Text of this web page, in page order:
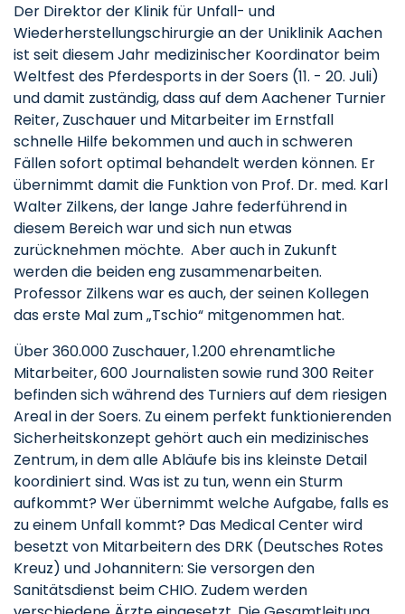
Der Direktor der Klinik für Unfall- und
Wiederherstellungschirurgie an der Uniklinik Aachen
ist seit diesem Jahr medizinischer Koordinator beim
Weltfest des Pferdesports in der Soers (11. - 20. Juli)
und damit zuständig, dass auf dem Aachener Turnier
Reiter, Zuschauer und Mitarbeiter im Ernstfall
schnelle Hilfe bekommen und auch in schweren
Fällen sofort optimal behandelt werden können. Er
übernimmt damit die Funktion von Prof. Dr. med. Karl
Walter Zilkens, der lange Jahre federführend in
diesem Bereich war und sich nun etwas
zurücknehmen möchte. Aber auch in Zukunft
werden die beiden eng zusammenarbeiten.
Professor Zilkens war es auch, der seinen Kollegen
das erste Mal zum „Tschio“ mitgenommen hat.
Über 360.000 Zuschauer, 1.200 ehrenamtliche
Mitarbeiter, 600 Journalisten sowie rund 300 Reiter
befinden sich während des Turniers auf dem riesigen
Areal in der Soers. Zu einem perfekt funktionierenden
Sicherheitskonzept gehört auch ein medizinisches
Zentrum, in dem alle Abläufe bis ins kleinste Detail
koordiniert sind. Was ist zu tun, wenn ein Sturm
aufkommt? Wer übernimmt welche Aufgabe, falls es
zu einem Unfall kommt? Das Medical Center wird
besetzt von Mitarbeitern des DRK (Deutsches Rotes
Kreuz) und Johannitern: Sie versorgen den
Sanitätsdienst beim CHIO. Zudem werden